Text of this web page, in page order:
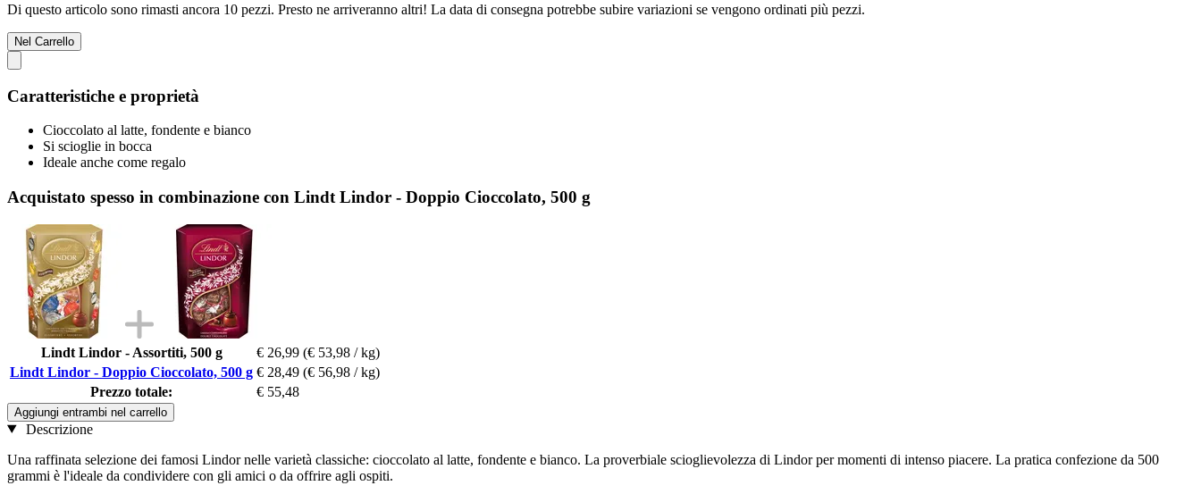
Di questo articolo sono rimasti ancora 10 pezzi. Presto ne arriveranno altri! La data di consegna potrebbe subire variazioni se vengono ordinati più pezzi.
Nel Carrello
Caratteristiche e proprietà
Cioccolato al latte, fondente e bianco
Si scioglie in bocca
Ideale anche come regalo
Acquistato spesso in combinazione con Lindt Lindor - Doppio Cioccolato, 500 g
Lindt Lindor - Assortiti, 500 g € 26,99 (€ 53,98 / kg)
Lindt Lindor - Doppio Cioccolato, 500 g € 28,49 (€ 56,98 / kg)
Prezzo totale:
€ 55,48
Aggiungi entrambi nel carrello
Descrizione
Una raffinata selezione dei famosi Lindor nelle varietà classiche: cioccolato al latte, fondente e bianco. La proverbiale scioglievolezza di Lindor per momenti di intenso piacere. La pratica confezione da 500
grammi è l'ideale da condividere con gli amici o da offrire agli ospiti.